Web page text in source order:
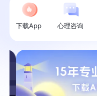
下载App 心理咨询